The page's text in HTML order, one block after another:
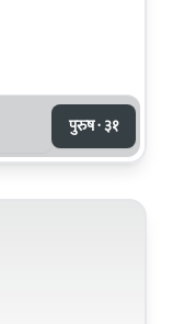
पुरुष · ३१